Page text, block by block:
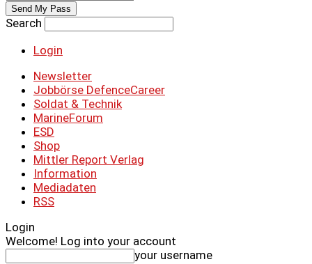
Search
Login
Newsletter
Jobbörse DefenceCareer
Soldat & Technik
MarineForum
ESD
Shop
Mittler Report Verlag
Information
Mediadaten
RSS
Login
Welcome! Log into your account
your username